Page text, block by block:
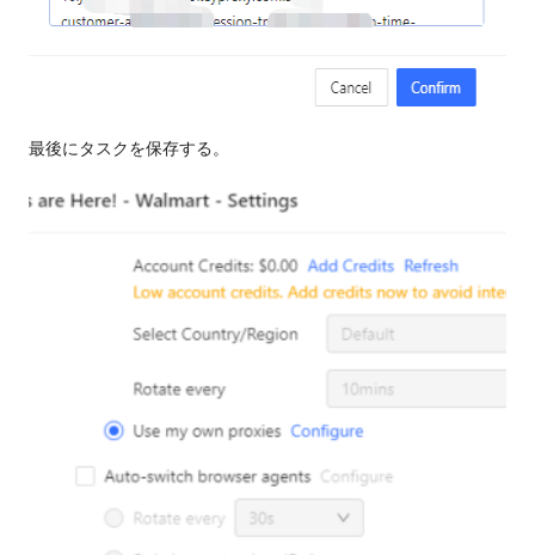
最後にタスクを保存する。